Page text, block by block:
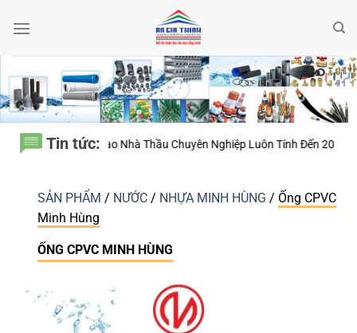
qua
Tin tức:
Nhà Thầu Chuyên Nghiệp Luôn Tính Đến 20 Năm Sử Dụng Thay Vì
SẢN PHẨM / NƯỚC / NHỰA MINH HÙNG / Ống CPVC
Minh Hùng
ỐNG CPVC MINH HÙNG